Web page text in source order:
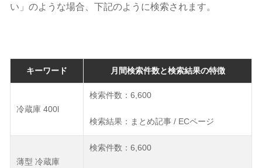
い」のような場合、下記のように検索されます。
キーワード 月間検索件数と検索結果の特徴
冷蔵庫 400l
検索件数：6,600
検索結果：まとめ記事 / ECページ
薄型 冷蔵庫
検索件数：6,600